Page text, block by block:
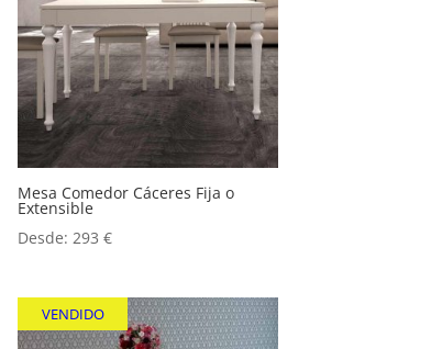
Mesa Comedor Cáceres Fija o
Extensible
Desde: 293€
VENDIDO